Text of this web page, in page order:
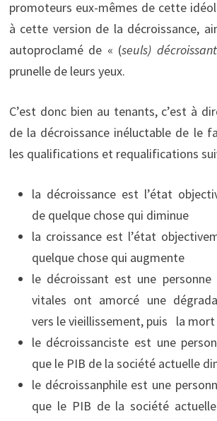
promoteurs eux-mêmes de cette
à cette version de la décroissance,
autoproclamé de « (seuls)
prunelle de leurs yeux.
C’est donc bien au tenants, c’est à
de la décroissance inéluctable de le
les qualifications et requalifications
la décroissance est l’état
de quelque chose qui diminue
la croissance est l’état
quelque chose qui augmente
le décroissant est une
vitales ont amorcé une
vers le vieillissement, puis la mort
le décroissanciste est une
que le PIB de la société actuelle
le décroissanphile est une
que le PIB de la société